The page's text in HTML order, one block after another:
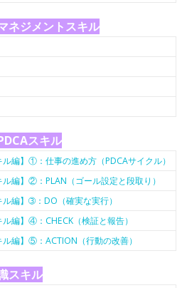
ネジメントスキル
スキル
編】①：仕事の進め方（PDCAサイクル）
編】②：PLAN（ゴール設定と段取り）
編】➂：DO（確実な実行）
編】④：CHECK（検証と報告）
編】⑤：ACTION（行動の改善）
スキル